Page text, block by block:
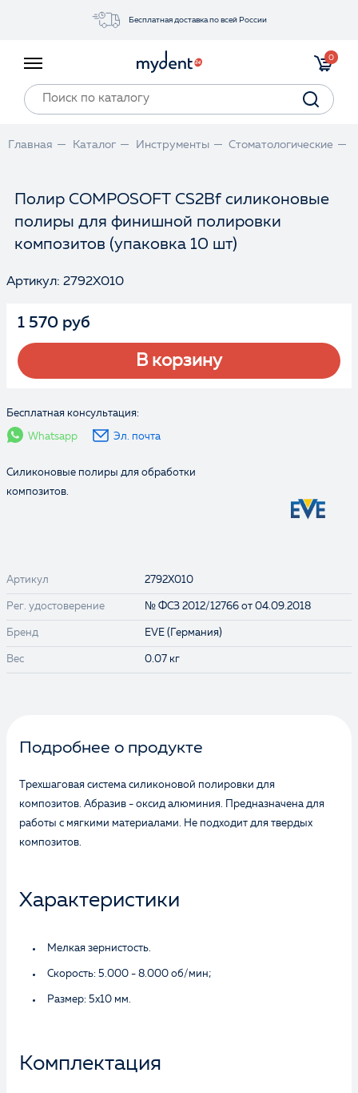
Бесплатная доставка по всей России
Прайс-лист
Войти
0
Главная Каталог Инструменты Стоматологические
Полир COMPOSOFT CS2Bf силиконовые
полиры для финишной полировки
композитов (упаковка 10 шт)
Артикул: 2792X010
1 570 руб
В корзину
Бесплатная консультация:
Whatsapp Эл. почта
Силиконовые полиры для обработки
композитов.
Артикул 2792X010
Рег. удостоверение № ФСЗ 2012/12766 от 04.09.2018
Бренд EVE (Германия)
Вес 0.07 кг
Подробнее о продукте
Трехшаговая система силиконовой полировки для
композитов. Абразив - оксид алюминия. Предназначена для
работы с мягкими материалами. Не подходит для твердых
композитов.
Характеристики
Мелкая зернистость.
Скорость: 5.000 - 8.000 об/мин;
Размер: 5х10 мм.
Комплектация